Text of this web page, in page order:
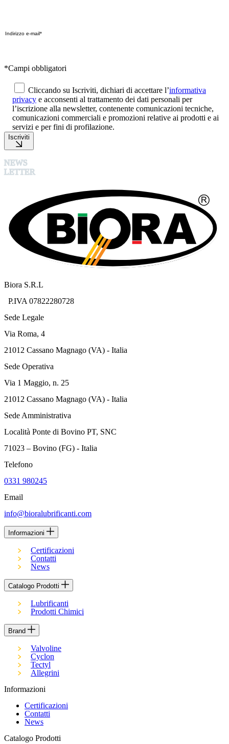
*Campi obbligatori
Cliccando su Iscriviti, dichiari di accettare l’informativa
privacy e acconsenti al trattamento dei dati personali per
l’iscrizione alla newsletter, contenente comunicazioni tecniche,
comunicazioni commerciali e promozioni relative ai prodotti e ai
servizi e per fini di profilazione.
Iscriviti
NEWS
LETTER
Biora S.R.L
P.IVA 07822280728
Sede Legale
Via Roma, 4
21012 Cassano Magnago (VA) - Italia
Sede Operativa
Via 1 Maggio, n. 25
21012 Cassano Magnago (VA) - Italia
Sede Amministrativa
Località Ponte di Bovino PT, SNC
71023 – Bovino (FG) - Italia
Telefono
0331 980245
Email
info@bioralubrificanti.com
Informazioni
Certificazioni
Contatti
News
Catalogo Prodotti
Lubrificanti
Prodotti Chimici
Brand
Valvoline
Cyclon
Tectyl
Allegrini
Informazioni
Certificazioni
Contatti
News
Catalogo Prodotti